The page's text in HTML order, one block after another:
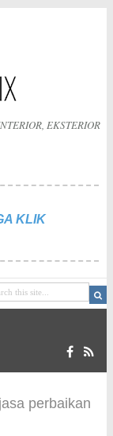
EKSTERIOR
KLIK
jasa perbaikan